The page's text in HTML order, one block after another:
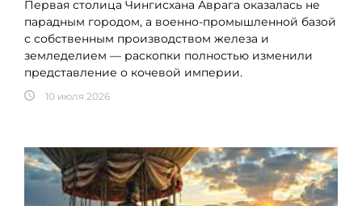
Первая столица Чингисхана Аврага оказалась не
парадным городом, а военно-промышленной базой
с собственным производством железа и
земледелием — раскопки полностью изменили
представление о кочевой империи.
10 июля 2026